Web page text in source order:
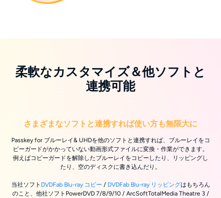
柔軟なカスタマイズ＆他ソフトと
連携可能
さまざまなソフトと連携すれば使い方も無限大に
Passkey for ブルーレイ& UHDを他のソフトと連携すれば、ブルーレイをコ
ピーガードがかかっていない動画形式ファイルに変換・作業ができます。
例えばコピーガードを解除したブルーレイをコピーしたり、リッピングし
たり、空のディスクに書き込んだり。
当社ソフト DVDFab Blu-ray コピー / DVDFab Blu-ray リッピングはもちろん
のこと、他社ソフトPowerDVD 7/8/9/10 / ArcSoftTotalMedia Theatre 3 /